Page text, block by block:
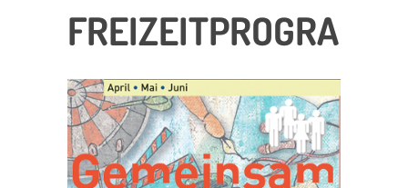
FREIZEITPROGRAMM